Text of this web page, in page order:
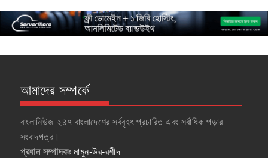
আমাদের সম্পর্কে
বাংলানিউজ ২৪৭ বাংলাদেশের সর্ববৃহৎ প্রচারিত এবং সর্বাধিক পড়ার
সংবাদপত্র।
প্রধান সম্পাদকঃমামুন-উর-রশীদ